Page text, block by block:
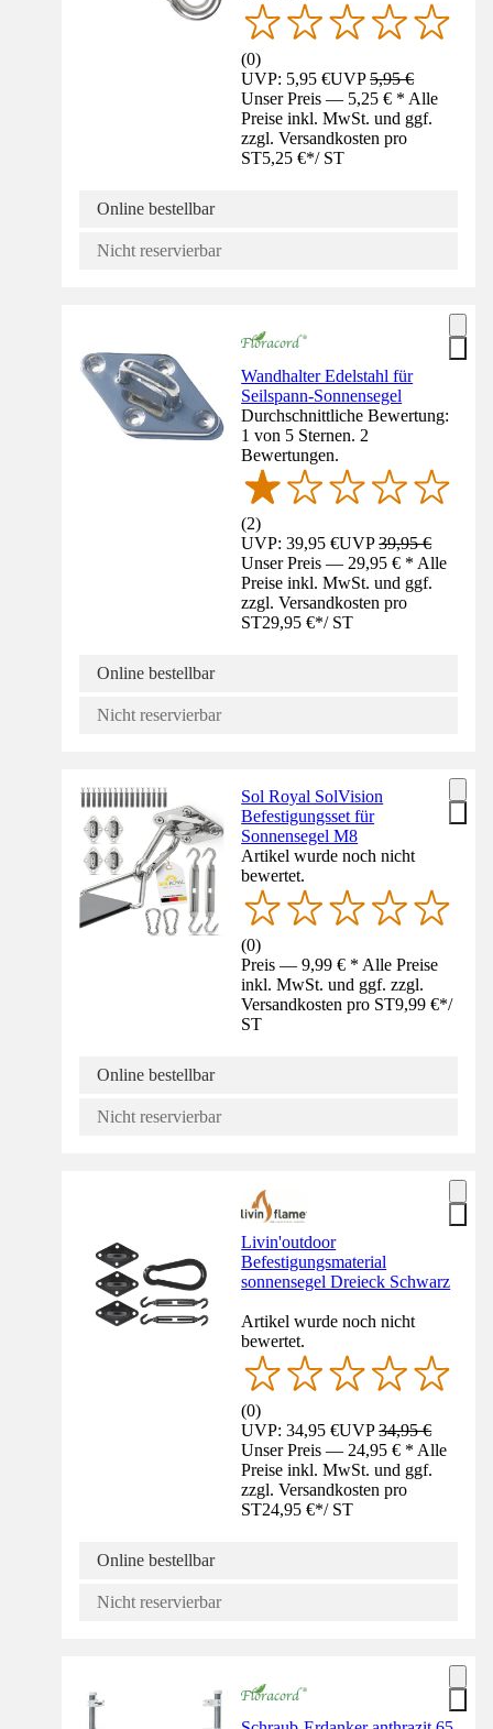
(0)
UVP: 5,95 €UVP5,95 €
Unser Preis — 5,25 € * Alle
Preise inkl. MwSt. und ggf.
zzgl. Versandkosten pro
ST5,25 €*/ ST
Online bestellbar
Nicht reservierbar
Wandhalter Edelstahl für
Seilspann-Sonnensegel
Durchschnittliche Bewertung:
1 von 5 Sternen. 2
Bewertungen.
(2)
UVP: 39,95 €UVP39,95 €
Unser Preis — 29,95 € * Alle
Preise inkl. MwSt. und ggf.
zzgl. Versandkosten pro
ST29,95 €*/ ST
Online bestellbar
Nicht reservierbar
Sol Royal SolVision
Befestigungsset für
Sonnensegel M8
Artikel wurde noch nicht
bewertet.
(0)
Preis — 9,99 € * Alle Preise
inkl. MwSt. und ggf. zzgl.
Versandkosten pro ST9,99 €*/
ST
Online bestellbar
Nicht reservierbar
Livin'outdoor
Befestigungsmaterial
sonnensegel Dreieck Schwarz
Artikel wurde noch nicht
bewertet.
(0)
UVP: 34,95 €UVP34,95 €
Unser Preis — 24,95 € * Alle
Preise inkl. MwSt. und ggf.
zzgl. Versandkosten pro
ST24,95 €*/ ST
Online bestellbar
Nicht reservierbar